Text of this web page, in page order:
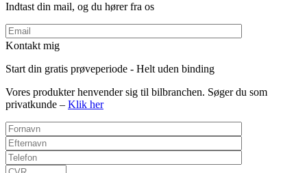
Indtast din mail, og du hører fra os
Kontakt mig
Start din gratis prøveperiode - Helt uden binding
Vores produkter henvender sig til bilbranchen. Søger du som
privatkunde – Klik her